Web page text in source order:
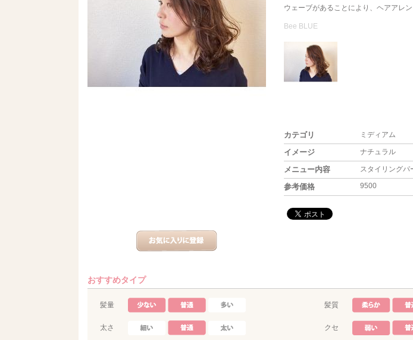
ウェーブがあることにより、ヘアアレ
Bee BLUE
カテゴリ ミディアム
イメージ ナチュラル
メニュー内容 スタイリングパ
参考価格 9500
おすすめタイプ
髪量 髪質
太さ クセ